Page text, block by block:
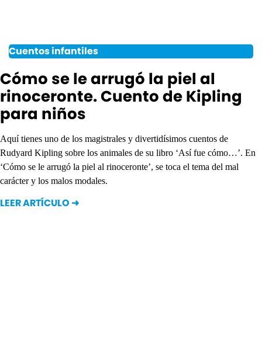
Cuentos infantiles
Cómo se le arrugó la piel al
rinoceronte. Cuento de Kipling
para niños
Aquí tienes uno de los magistrales y divertidísimos cuentos de
Rudyard Kipling sobre los animales de su libro ‘Así fue cómo…’. En
‘Cómo se le arrugó la piel al rinoceronte’, se toca el tema del mal
carácter y los malos modales.
LEER ARTÍCULO ➜